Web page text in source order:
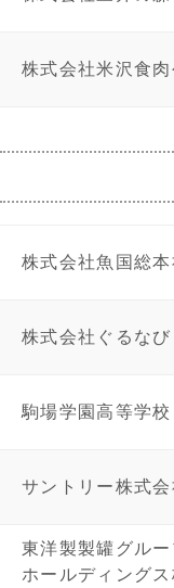
株式会社米沢食肉
株式会社魚国総本
株式会社ぐるなび
駒場学園高等学校
サントリー株式会
東洋製製罐グル
ホールディングス